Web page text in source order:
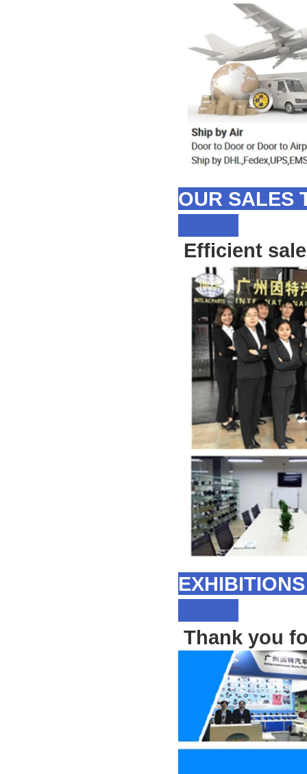
OUR SALES
Efficient
EXHIBITIONS
Thank you